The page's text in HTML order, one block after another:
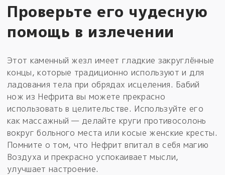
Проверьте его чудесную
помощь в излечении
Этот каменный жезл имеет гладкие закруглённые
концы, которые традиционно используют и для
ладования тела при обрядах исцеления. Бабий
нож из Нефрита вы можете прекрасно
использовать в целительстве. Используйте его
как массажный — делайте круги противосолонь
вокруг больного места или косые женские кресты.
Помните о том, что Нефрит впитал в себя магию
Воздуха и прекрасно успокаивает мысли,
улучшает настроение.